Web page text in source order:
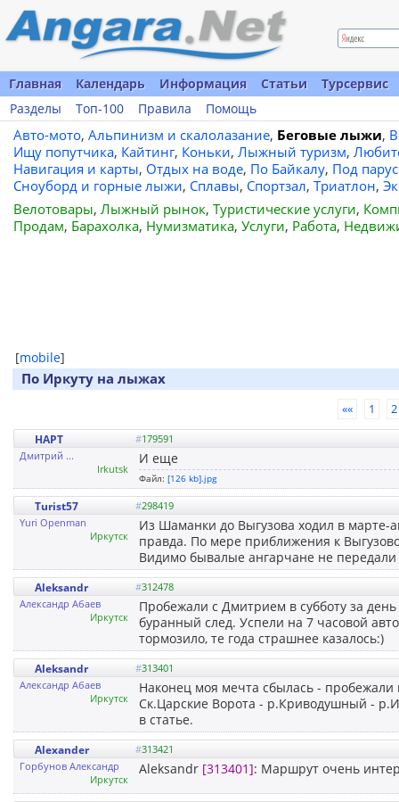
Главная Календарь Информация Статьи
Турсервис
Разделы
Топ-100 Правила Помощь
Авто-мото, Альпинизм и скалолазание, Беговые лыжи,
Ищу попутчика, Кайтинг, Коньки, Лыжный туризм,
Навигация и карты, Отдых на воде, По Байкалу, Под
Сноуборд и горные лыжи, Сплавы, Спортзал, Триатлон,
Велотовары, Лыжный рынок, Туристические услуги,
Продам, Барахолка, Нумизматика, Услуги, Работа,
[mobile]
По Иркуту на лыжах
«« 1 2
HAPT #179591
Дмитрий ...
Irkutsk
И еще
Файл: [126 kb].jpg
Turist57 #298419
Yuri Openman
Иркутск
Из Шаманки до Выгузова ходил в марте-
правда. По мере приближения к
Видимо бывалые ангарчане не передали
Aleksandr #312478
Александр Абаев
Иркутск
Пробежали с Дмитрием в субботу за
буранный след. Успели на 7 часовой
тормозило, те года страшнее казалось:)
Aleksandr #313401
Александр Абаев
Иркутск
Наконец моя мечта сбылась -
Ск.Царские Ворота - р.Криводушный -
в статье.
Alexander #313421
Горбунов Александр
Иркутск
Aleksandr [313401]: Маршрут очень